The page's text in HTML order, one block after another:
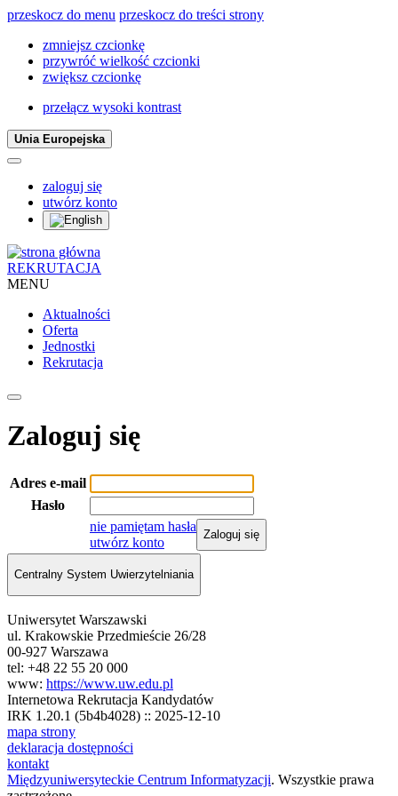
przeskocz do menu przeskocz do treści strony
zmniejsz czcionkę
przywróć wielkość czcionki
zwiększ czcionkę
przełącz wysoki kontrast
Unia Europejska
zaloguj się
utwórz konto
REKRUTACJA
MENU
Aktualności
Oferta
Jednostki
Rekrutacja
Zaloguj się
Adres e-mail
Hasło
nie pamiętam hasła
utwórz konto
Zaloguj się
Centralny System Uwierzytelniania
Uniwersytet Warszawski
ul. Krakowskie Przedmieście 26/28
00-927 Warszawa
tel: +48 22 55 20 000
www: https://www.uw.edu.pl
Internetowa Rekrutacja Kandydatów
IRK 1.20.1 (5b4b4028) :: 2025-12-10
mapa strony
deklaracja dostępności
kontakt
Międzyuniwersyteckie Centrum Informatyzacji. Wszystkie prawa